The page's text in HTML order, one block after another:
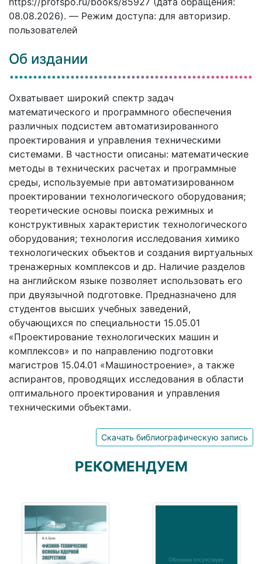
08.08.2026). — Режим доступа: для авторизир.
пользователей
Об издании
Охватывает широкий спектр задач
математического и программного обеспечения
различных подсистем автоматизированного
проектирования и управления техническими
системами. В частности описаны: математические
методы в технических расчетах и программные
среды, используемые при автоматизированном
проектировании технологического оборудования;
теоретические основы поиска режимных и
конструктивных характеристик технологического
оборудования; технология исследования химико
технологических объектов и создания виртуальных
тренажерных комплексов и др. Наличие разделов
на английском языке позволяет использовать его
при двуязычной подготовке. Предназначено для
студентов высших учебных заведений,
обучающихся по специальности 15.05.01
«Проектирование технологических машин и
комплексов» и по направлению подготовки
магистров 15.04.01 «Машиностроение», а также
аспирантов, проводящих исследования в области
оптимального проектирования и управления
техническими объектами.
Скачать библиографическую запись
РЕКОМЕНДУЕМ